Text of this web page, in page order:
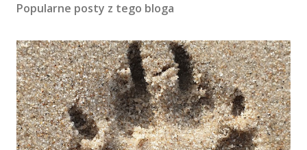
Popularne posty z tego bloga